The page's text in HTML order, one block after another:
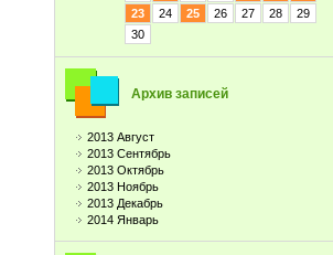
23
24 25 26 27 28
29
30
Архив записей
2013 Август
2013 Сентябрь
2013 Октябрь
2013 Ноябрь
2013 Декабрь
2014 Январь